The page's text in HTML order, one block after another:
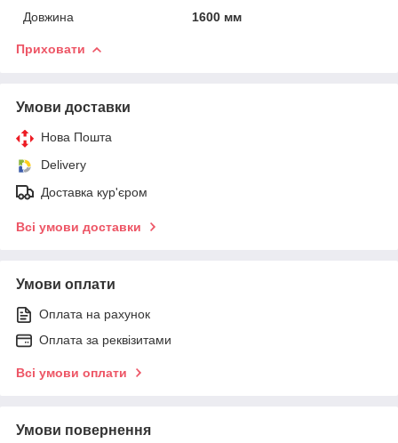
Довжина
1600 мм
Приховати
Умови доставки
Нова Пошта
Delivery
Доставка кур'єром
Всі умови доставки
Умови оплати
Оплата на рахунок
Оплата за реквізитами
Всі умови оплати
Умови повернення